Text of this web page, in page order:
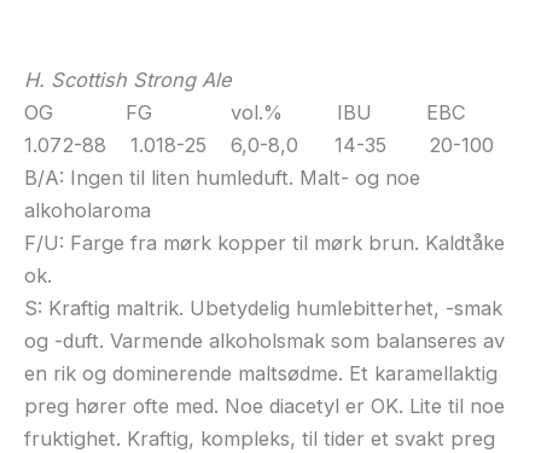
H. Scottish Strong Ale
OG FG vol.% IBU EBC
1.072-88 1.018-25 6,0-8,0 14-35 20-100
B/A: Ingen til liten humleduft. Malt- og noe
alkoholaroma
F/U: Farge fra mørk kopper til mørk brun. Kaldtåke
ok.
S: Kraftig maltrik. Ubetydelig humlebitterhet, -smak
og -duft. Varmende alkoholsmak som balanseres av
en rik og dominerende maltsødme. Et karamellaktig
preg hører ofte med. Noe diacetyl er OK. Lite til noe
fruktighet. Kraftig, kompleks, til tider et svakt preg